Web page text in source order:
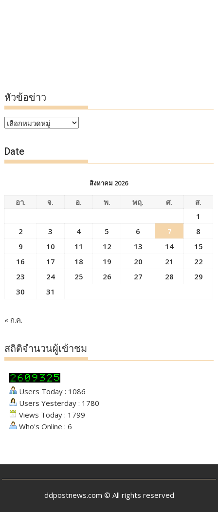
หัวข้อข่าว
หัวข้อ
Date
สิงหาคม 2026
อา. จ. อ. พ. พฤ. ศ.
ส.
1
2
3 4 5 6 7
8
9
10 11 12 13 14
15
16
17 18 19 20 21
22
23
24 25 26 27 28
29
30
31
« ก.ค.
สถิติจำนวนผู้เข้าชม
Users Today : 1086
Users Yesterday : 1780
Views Today : 1799
Who's Online : 6
ddpostnews.com © All rights reserved